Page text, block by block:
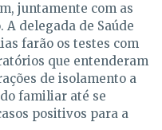
juntamente com as
A delegada de Saúde
farão os testes com
que entenderam
de isolamento a
familiar até se
positivos para a